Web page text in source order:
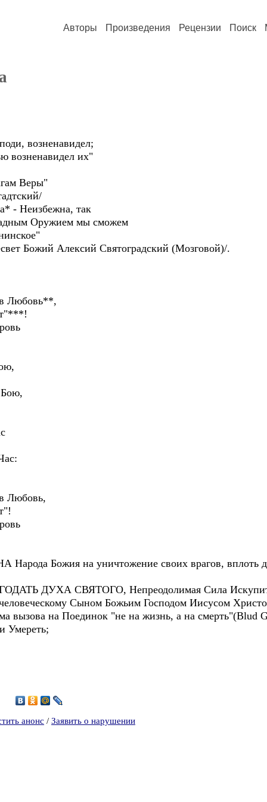
Авторы Произведения Рецензии Поиск
возненавидел;
их"
Веры"
так
Оружием мы сможем
Алексий Святоградский (Мозговой)/.
Любовь**,
Любовь,
Божия на уничтожение своих врагов, вплоть до
ДУХА СВЯТОГО, Непреодолимая Сила
Сыном Божьим Господом Иисусом
вызова на Поединок "не на жизнь, а на смерть"(Blud
или Умереть;
анонс / Заявить о нарушении